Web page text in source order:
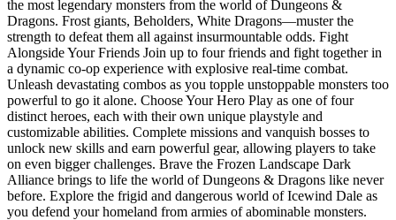
the most legendary monsters from the world of Dungeons &
Dragons. Frost giants, Beholders, White Dragons—muster the
strength to defeat them all against insurmountable odds. Fight
Alongside Your Friends Join up to four friends and fight together in
a dynamic co-op experience with explosive real-time combat.
Unleash devastating combos as you topple unstoppable monsters too
powerful to go it alone. Choose Your Hero Play as one of four
distinct heroes, each with their own unique playstyle and
customizable abilities. Complete missions and vanquish bosses to
unlock new skills and earn powerful gear, allowing players to take
on even bigger challenges. Brave the Frozen Landscape Dark
Alliance brings to life the world of Dungeons & Dragons like never
before. Explore the frigid and dangerous world of Icewind Dale as
you defend your homeland from armies of abominable monsters.